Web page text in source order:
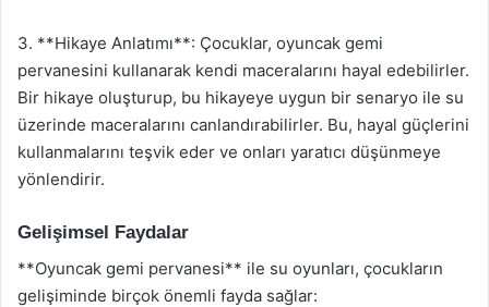
3. **Hikaye Anlatımı**: Çocuklar, oyuncak gemi
pervanesini kullanarak kendi maceralarını hayal edebilirler.
Bir hikaye oluşturup, bu hikayeye uygun bir senaryo ile su
üzerinde maceralarını canlandırabilirler. Bu, hayal güçlerini
kullanmalarını teşvik eder ve onları yaratıcı düşünmeye
yönlendirir.
Gelişimsel Faydalar
**Oyuncak gemi pervanesi** ile su oyunları, çocukların
gelişiminde birçok önemli fayda sağlar: